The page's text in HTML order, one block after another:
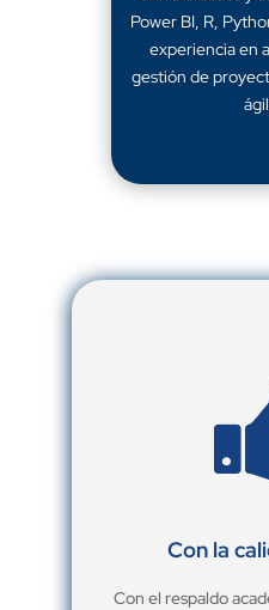
Power BI, R,
experiencia en
gestión de
Con la
Con el respaldo